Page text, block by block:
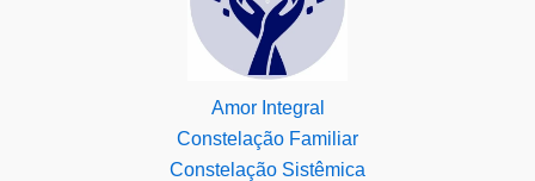
Amor Integral
Constelação Familiar
Constelação Sistêmica